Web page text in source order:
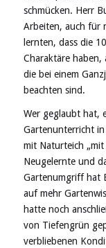
schmücken. Herr
Arbeiten, auch für
lernten, dass die
Charaktäre haben,
die bei einem
beachten sind.
Wer geglaubt hat,
Gartenunterricht
mit Naturteich „mit
Neugelernte und
Gartenumgriff hat
auf mehr
hatte noch
von Tiefengrün
verbliebenen